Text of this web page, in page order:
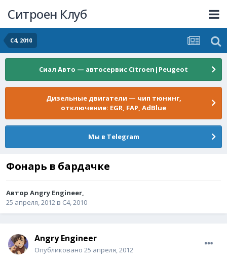
Ситроен Клуб
C4, 2010
Сиал Авто — автосервис Citroen|Peugeot
Дизельные двигатели — чип тюнинг,
отключение: EGR, FAP, AdBlue
Мы в Telegram
Фонарь в бардачке
Автор Angry Engineer,
25 апреля, 2012 в C4, 2010
Angry Engineer
Опубликовано 25 апреля, 2012